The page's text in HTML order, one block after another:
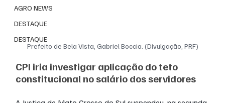
AGRO NEWS
DESTAQUE
DESTAQUE
Prefeito de Bela Vista, Gabriel Boccia. (Divulgação, PRF)
CPI iria investigar aplicação do teto
constitucional no salário dos servidores